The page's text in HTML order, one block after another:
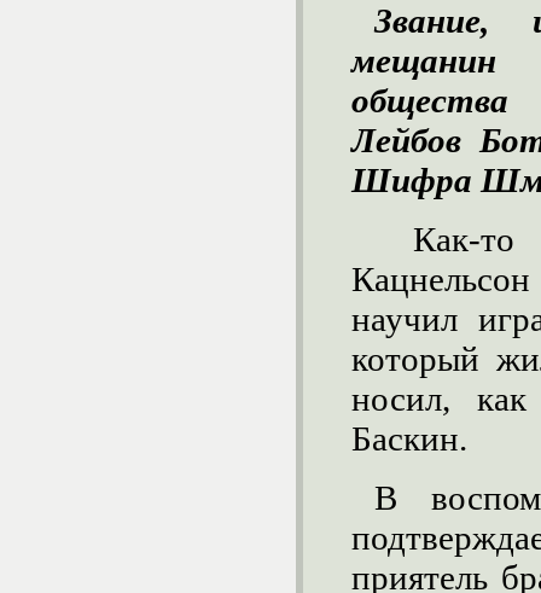
Звание,
мещанин
общества
Лейбов
Шифра
Как-
научил
который
носил,
Баскин.
В
приятель